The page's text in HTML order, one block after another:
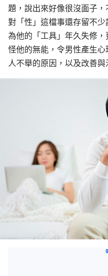
題，說出來好像很沒面子
對「性」這檔事還存留不少
為他的「工具」年久失修
怪他的無能，令男性產生
人不舉的原因，以及改善與